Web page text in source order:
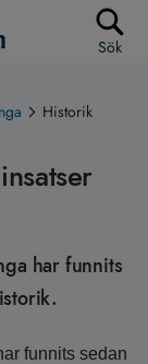
Sök
Historik
har funnits
funnits sedan